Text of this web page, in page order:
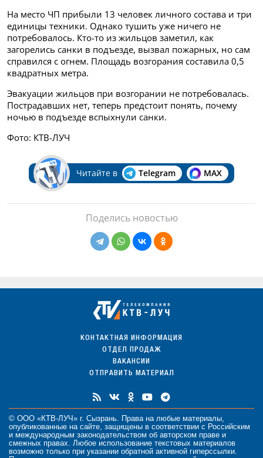
На место ЧП прибыли 13 человек личного состава и три
единицы техники. Однако тушить уже ничего не
потребовалось. Кто-то из жильцов заметил, как
загорелись санки в подъезде, вызвал пожарных, но сам
справился с огнем. Площадь возгорания составила 0,5
квадратных метра.
Эвакуации жильцов при возгорании не потребовалась.
Пострадавших нет, теперь предстоит понять, почему
ночью в подъезде вспыхнули санки.
Фото: КТВ-ЛУЧ
Читайте в Telegram MAX
Поделись новостью
КОНТАКТНАЯ ИНФОРМАЦИЯ
ОТДЕЛ ПРОДАЖ
ВАКАНСИИ
ОТПРАВИТЬ МАТЕРИАЛ
© ООО «КТВ-ЛУЧ» г. Сызрань. Права на любые материалы
опубликованные на сайте, защищены в соответствии с Российским
и международным законодательством об авторском праве и
смежных правах. Любое использование текстовых материалов
возможно только при указании обратной активной гиперссылки.